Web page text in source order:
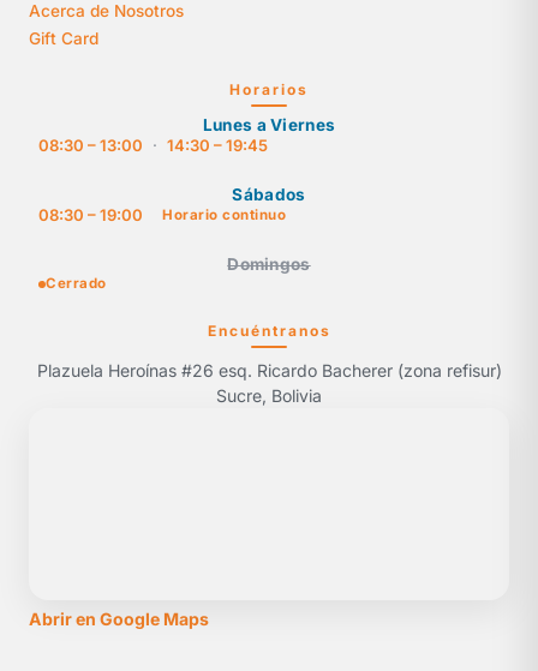
Acerca de Nosotros
Gift Card
Horarios
Lunes a Viernes
08:30 – 13:00
· 14:30 – 19:45
Sábados
08:30 – 19:00
Horario continuo
Domingos
Cerrado
Encuéntranos
Plazuela Heroínas #26 esq. Ricardo Bacherer (zona refisur)
Sucre, Bolivia
Abrir en Google Maps